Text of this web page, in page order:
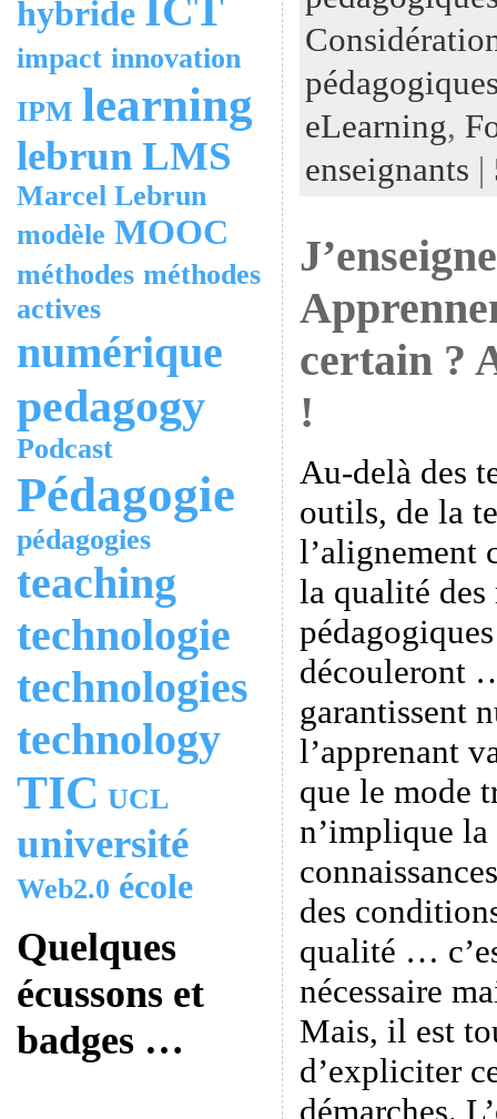
hybride ICT
impact innovation
IPM learning
lebrun LMS
Marcel Lebrun
modèle MOOC
méthodes méthodes
actives
numérique
pedagogy
Podcast
Pédagogie
pédagogies
teaching
technologie
technologies
technology
TIC UCL
université
Web2.0 école
Quelques
écussons et
badges …
eLearning,
enseignants |
certain ?
!
Au-delà des
outils, de la
l’alignement
la qualité des
découleront
garantissent
l’apprenant
que le mode
n’implique
des
qualité …
nécessaire
Mais, il est
d’expliciter
démarches.